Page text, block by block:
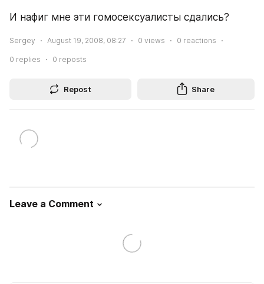
И нафиг мне эти гомосексуалисты сдались?
Sergey August 19, 2008, 08:27 0 views 0 reactions
0 replies 0 reposts
Repost Share
Leave a Comment